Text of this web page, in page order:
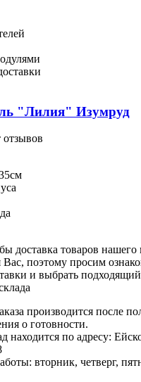
"Лилия" Изумруд
отзывов
доставка товаров нашего
поэтому просим
и выбрать
производится после
о готовности.
находится по адресу:
вторник, четверг,